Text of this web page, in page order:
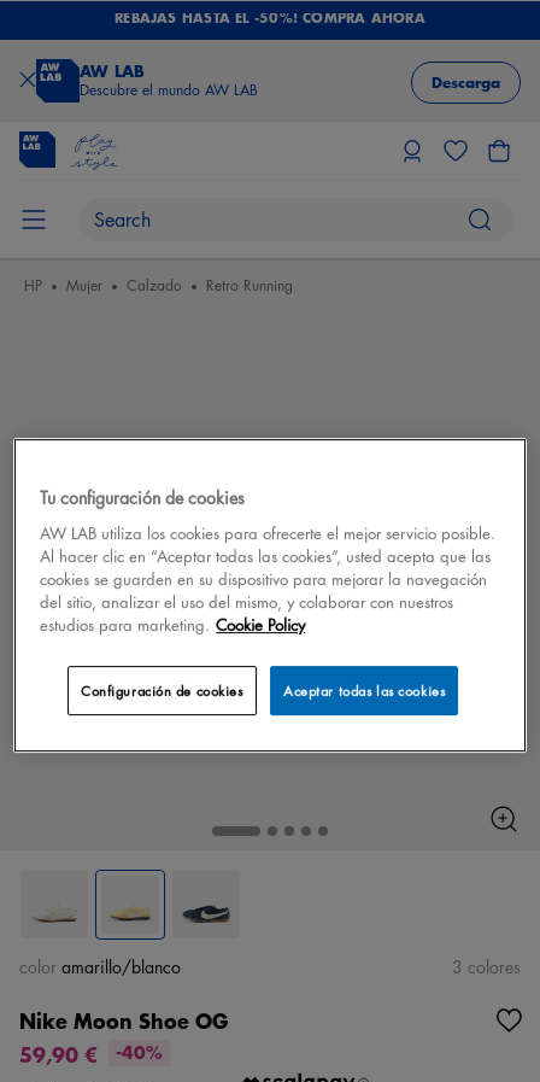
REBAJAS HASTA EL -50%! COMPRA AHORA
AW LAB
Descubre el mundo AW LAB Descarga
HP Mujer Calzado Retro Running
Nike Moon Shoe OG
59,90 €
-40%
color amarillo/blanco 3 colores
Tu configuración de cookies
AW LAB utiliza los cookies para ofrecerte el mejor servicio posible.
Al hacer clic en “Aceptar todas las cookies”, usted acepta que las
cookies se guarden en su dispositivo para mejorar la navegación
del sitio, analizar el uso del mismo, y colaborar con nuestros
estudios para marketing. Cookie Policy
Aceptar todas las cookies
Configuración de cookies